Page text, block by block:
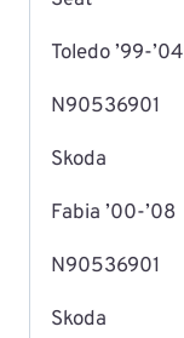
Toledo ’99-’04
N90536901
Skoda
Fabia ’00-’08
N90536901
Skoda